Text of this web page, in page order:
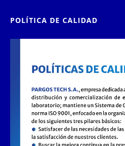
POLÍTICA DE CALIDAD